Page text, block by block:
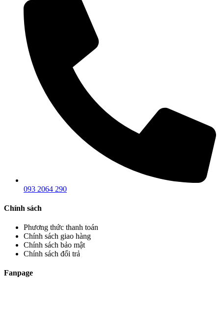
093 2064 290
Chính sách
Phương thức thanh toán
Chính sách giao hàng
Chính sách bảo mật
Chính sách đổi trả
Fanpage